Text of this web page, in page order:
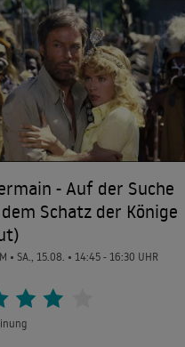
- Auf der Suche
Schatz der Könige
• SA., 15.08. • 14:45 - 16:30 UHR